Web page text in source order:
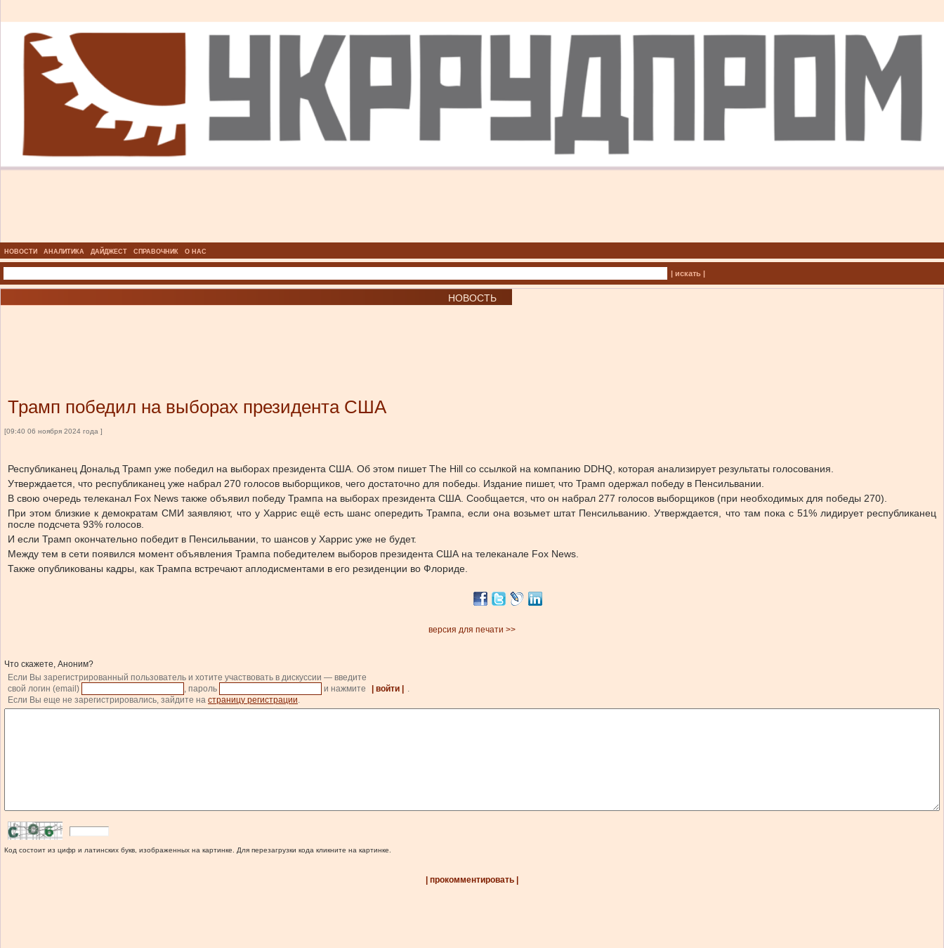
НОВОСТИ АНАЛИТИКА ДАЙДЖЕСТ СПРАВОЧНИК О НАС
| искать |
НОВОСТЬ
Трамп победил на выборах президента США
[09:40 06 ноября 2024 года ]
Республиканец Дональд Трамп уже победил на выборах президента США. Об этом пишет The Hill со ссылкой на компанию DDHQ, которая анализирует результаты голосования.
Утверждается, что республиканец уже набрал 270 голосов выборщиков, чего достаточно для победы. Издание пишет, что Трамп одержал победу в Пенсильвании.
В свою очередь телеканал Fox News также объявил победу Трампа на выборах президента США. Сообщается, что он набрал 277 голосов выборщиков (при необходимых для победы 270).
При этом близкие к демократам СМИ заявляют, что у Харрис ещё есть шанс опередить Трампа, если она возьмет штат Пенсильванию. Утверждается, что там пока с 51% лидирует республиканец
после подсчета 93% голосов.
И если Трамп окончательно победит в Пенсильвании, то шансов у Харрис уже не будет.
Между тем в сети появился момент объявления Трампа победителем выборов президента США на телеканале Fox News.
Также опубликованы кадры, как Трампа встречают аплодисментами в его резиденции во Флориде.
версия для печати >>
Что скажете, Аноним?
Если Вы зарегистрированный пользователь и хотите участвовать в дискуссии — введите
свой логин (email)
, пароль и нажмите | войти |
.
Если Вы еще не зарегистрировались, зайдите на страницу регистрации.
Код состоит из цифр и латинских букв, изображенных на картинке. Для перезагрузки кода кликните на картинке.
| прокомментировать |